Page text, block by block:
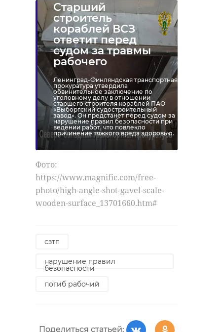
Старший
строитель
кораблей ВСЗ
ответит перед
судом за травмы
рабочего
Ленинград-Финляндская транспортная
прокуратура утвердила
обвинительное заключение по
уголовному делу в отношении
старшего строителя кораблей ПАО
«Выборгский судостроительный
завод». Он предстанет перед судом за
нарушение правил безопасности при
ведении работ, что повлекло
причинение тяжкого вреда здоровью.
Фото:
https://www.magnific.com/free-
photo/high-angle-shot-gavel-scale-
wooden-surface_13701660.htm#
сзтп
нарушение правил
безопасности
погиб рабочий
Поделиться статьей: